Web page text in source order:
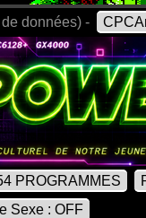
données) -
PROGRAMMES
Sexe : OFF